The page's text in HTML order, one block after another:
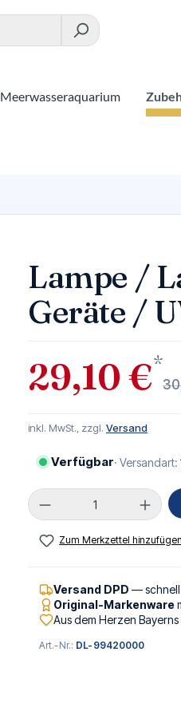
Meerwasseraquarium
Lampe /
Geräte /
29,10 €*
inkl. MwSt., zzgl. Versand
Verfügbar· Versandart:
Produkt Anzahl:
Zum Merkzettel hinzufügen
Versand DPD — schnell
Original-Markenware
Aus dem Herzen
Art.-Nr.: DL-99420000